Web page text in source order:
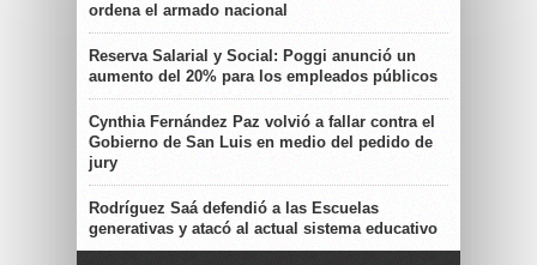
ordena el armado nacional
Reserva Salarial y Social: Poggi anunció un
aumento del 20% para los empleados públicos
Cynthia Fernández Paz volvió a fallar contra el
Gobierno de San Luis en medio del pedido de
jury
Rodríguez Saá defendió a las Escuelas
generativas y atacó al actual sistema educativo